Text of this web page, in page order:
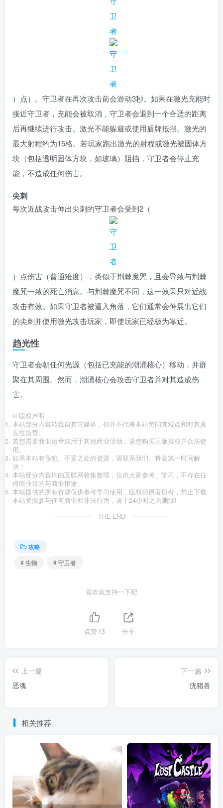
） 点）。守卫者在再次攻击前会游动3秒。如果在激光充能时
接近守卫者，充能会被取消，守卫者会退到一个合适的距离
后再继续进行攻击。激光不能躲避或使用盾牌抵挡。激光的
最大射程约为15格。若玩家跑出激光的射程或激光被固体方
块（包括透明固体方块，如玻璃）阻挡，守卫者会停止充
能，不造成任何伤害。
尖刺
每次近战攻击伸出尖刺的守卫者会受到2（
） 点伤害（普通难度），类似于荆棘魔咒，且会导致与荆棘
魔咒一致的死亡消息。与荆棘魔咒不同，这一效果只对近战
攻击有效。如果守卫者被逼入角落，它们通常会伸展出它们
的尖刺并使用激光攻击玩家，即使玩家已经极为靠近。
趋光性
守卫者会朝任何光源（包括已充能的潮涌核心）移动，并群
聚在其周围。然而，潮涌核心会攻击守卫者并对其造成伤
害。
© 版权声明
本站部分内容转载自其它媒体，但并不代表本站赞同其观点和对其真
实性负责。
若您需要商业运营或用于其他商业活动，请您购买正版授权并合法使
用。
如果本站有侵犯、不妥之处的资源，请联系我们。将会第一时间解
决！
本站部分内容均由互联网收集整理，仅供大家参考、学习，不存在任
何商业目的与商业用途。
本站提供的所有资源仅供参考学习使用，版权归原著所有，禁止下载
本站资源参与任何商业和非法行为，请于24小时之内删除!
THE END
攻略
# 生物
# 守卫者
喜欢就支持一下吧
点赞13 分享
上一篇
恶魂
下一篇
疣猪兽
相关推荐